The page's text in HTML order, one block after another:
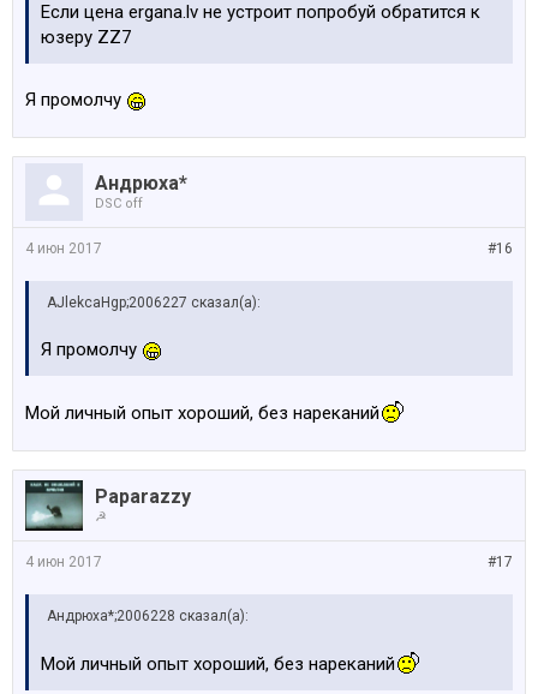
Если цена ergana.lv не устроит попробуй обратится к
юзеру ZZ7
Я промолчу
Андрюха*
DSC off
#16
4 июн 2017
AJlekcaHgp;2006227 сказал(а):
Я промолчу
Мой личный опыт хороший, без нареканий
Paparazzy
☭
#17
4 июн 2017
Андрюха*;2006228 сказал(а):
Мой личный опыт хороший, без нареканий